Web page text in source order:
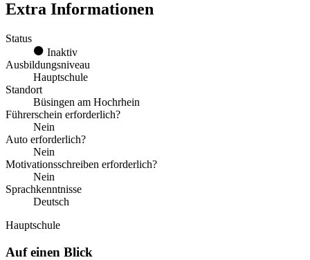
Extra Informationen
Status
Inaktiv
Ausbildungsniveau
Hauptschule
Standort
Büsingen am Hochrhein
Führerschein erforderlich?
Nein
Auto erforderlich?
Nein
Motivationsschreiben erforderlich?
Nein
Sprachkenntnisse
Deutsch
Hauptschule
Auf einen Blick